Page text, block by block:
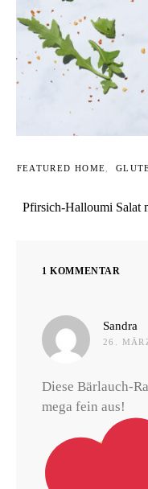
FEATURED HOME
Pfirsich-Halloumi Salat
1 KOMMENTAR
Sandra
26.
Diese Bärlauch-
mega fein aus!